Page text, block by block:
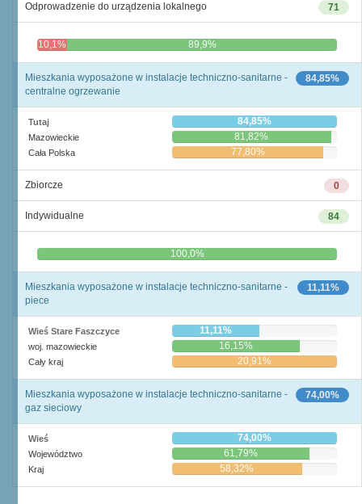
71
Odprowadzenie do urządzenia lokalnego
10,1% 89,9%
84,85%
Mieszkania wyposażone w instalacje techniczno-sanitarne -
centralne ogrzewanie
Tutaj 84,85%
Mazowieckie 81,82%
Cała Polska 77,80%
0
Zbiorcze
84
Indywidualne
0,0% 100,0%
11,11%
Mieszkania wyposażone w instalacje techniczno-sanitarne -
piece
Wieś Stare Faszczyce 11,11%
woj. mazowieckie 16,15%
Cały kraj 20,91%
74,00%
Mieszkania wyposażone w instalacje techniczno-sanitarne -
gaz sieciowy
Wieś 74,00%
Województwo 61,79%
Kraj 58,32%